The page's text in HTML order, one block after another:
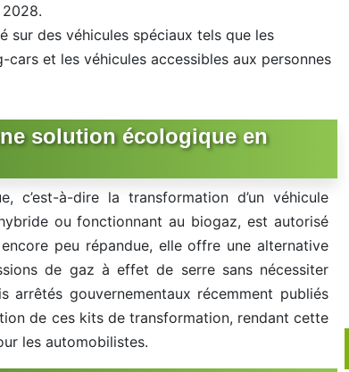
sur des véhicules spéciaux tels que les
cars et les véhicules accessibles aux personnes
solution écologique en
c’est-à-dire la transformation d’un véhicule
ou fonctionnant au biogaz, est autorisé
peu répandue, elle offre une alternative
de gaz à effet de serre sans nécessiter
arrêtés gouvernementaux récemment publiés
de ces kits de transformation, rendant cette
les automobilistes.